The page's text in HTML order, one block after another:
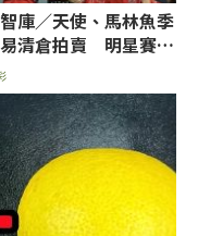
庫／天使、馬林魚季
清倉拍賣 明星賽後
火力降溫小分首選